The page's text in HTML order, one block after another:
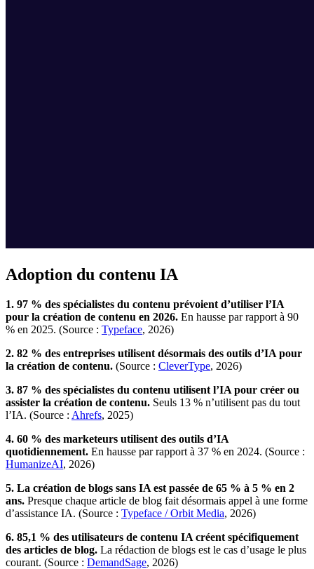
Adoption du contenu IA
1. 97 % des spécialistes du contenu prévoient d’utiliser l’IA
pour la création de contenu en 2026. En hausse par rapport à 90
% en 2025. (Source : Typeface, 2026)
2. 82 % des entreprises utilisent désormais des outils d’IA pour
la création de contenu. (Source : CleverType, 2026)
3. 87 % des spécialistes du contenu utilisent l’IA pour créer ou
assister la création de contenu. Seuls 13 % n’utilisent pas du tout
l’IA. (Source : Ahrefs, 2025)
4. 60 % des marketeurs utilisent des outils d’IA
quotidiennement. En hausse par rapport à 37 % en 2024. (Source :
HumanizeAI, 2026)
5. La création de blogs sans IA est passée de 65 % à 5 % en 2
ans. Presque chaque article de blog fait désormais appel à une forme
d’assistance IA. (Source : Typeface / Orbit Media, 2026)
6. 85,1 % des utilisateurs de contenu IA créent spécifiquement
des articles de blog. La rédaction de blogs est le cas d’usage le plus
courant. (Source : DemandSage, 2026)